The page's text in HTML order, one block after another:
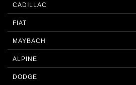
CADILLAC
FIAT
MAYBACH
ALPINE
DODGE